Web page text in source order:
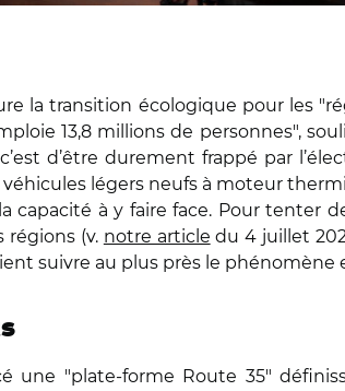
la transition écologique pour les
13,8 millions de personnes",
d’être durement frappé par
légers neufs à moteur
capacité à y faire face. Pour tenter
régions (v. notre article du 4 juillet
suivre au plus près le phénomène
une "plate-forme Route 35"